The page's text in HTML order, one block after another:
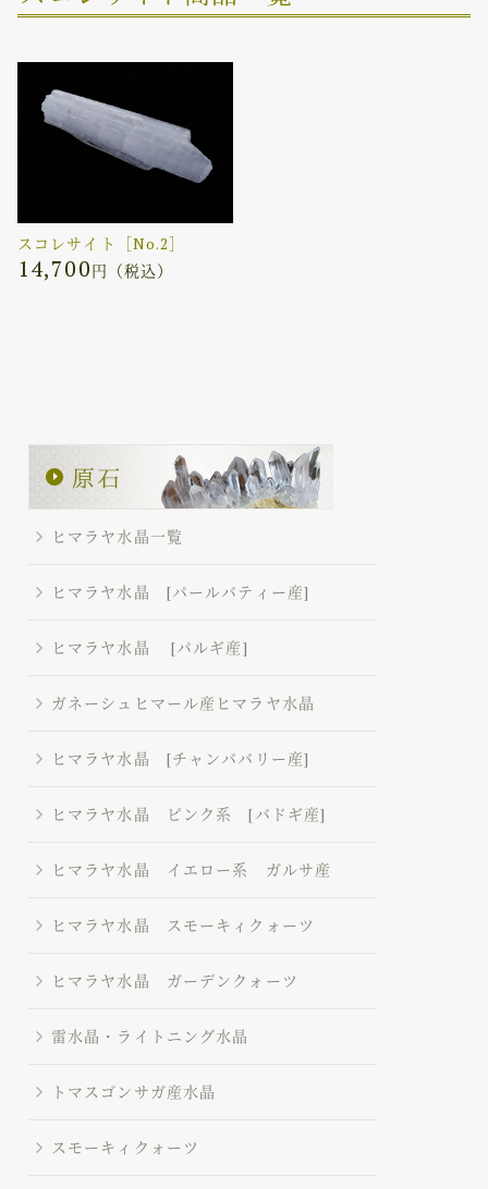
スコレサイト［No.2］
14,700円（税込）
ヒマラヤ水晶一覧
ヒマラヤ水晶 [パールバティー産]
ヒマラヤ水晶 [パルギ産]
ガネーシュヒマール産ヒマラヤ水晶
ヒマラヤ水晶 [チャンババリー産]
ヒマラヤ水晶 ピンク系 [バドギ産]
ヒマラヤ水晶 イエロー系 ガルサ産
ヒマラヤ水晶 スモーキィクォーツ
ヒマラヤ水晶 ガーデンクォーツ
雷水晶・ライトニング水晶
トマスゴンサガ産水晶
スモーキィクォーツ